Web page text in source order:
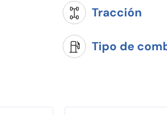
Tracción
Tipo de